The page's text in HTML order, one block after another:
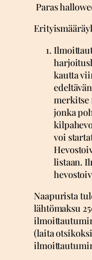
Paras
kautta
merkitse
jonka
voi
listaan.
Naapurista
lähtömaksu
(laita